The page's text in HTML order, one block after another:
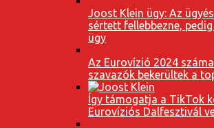
Joost Klein ügy: Az
sértett fellebbezne,
ügy
Az Eurovízió 2024
szavazók bekerültek a
Így támogatja a TikTok
Eurovíziós Dalfesztivál